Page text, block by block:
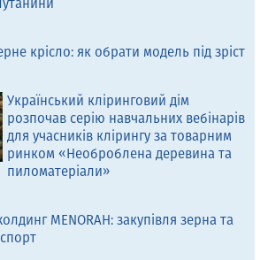
крісло: як обрати модель під зріст
Український кліринговий дім
розпочав серію навчальних вебінарів
для учасників клірингу за товарним
ринком «Необроблена деревина та
пиломатеріали»
MENORAH: закупівля зерна та